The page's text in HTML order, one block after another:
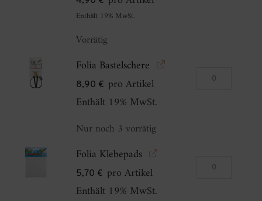
Enthält 19% MwSt.
Vorrätig
Folia Bastelschere
8,90 € pro Artikel
Enthält 19% MwSt.
Nur noch 3 vorrätig
Folia
Folia Klebepads
5,70 € pro Artikel
Enthält 19% MwSt.
Folia